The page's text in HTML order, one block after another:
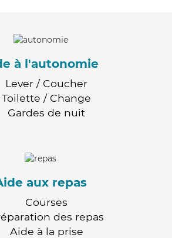
à l'autonomie
Lever / Coucher
Toilette / Change
Gardes de nuit
aux repas
Courses
des repas
Aide à la prise